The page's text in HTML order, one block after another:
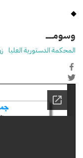
وسومـــــ
المحكمة الدستورية العليا